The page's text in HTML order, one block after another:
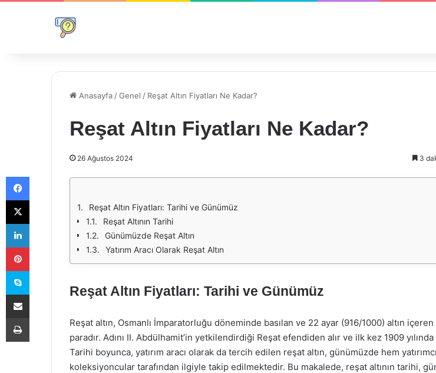
Anasayfa /Genel / Reşat Altın Fiyatları Ne Kadar?
Reşat Altın Fiyatları Ne Kadar?
26 Ağustos 2024 3
Reşat Altın Fiyatları: Tarihi ve Günümüz
Reşat Altının Tarihi
Günümüzde Reşat Altın
Yatırım Aracı Olarak Reşat Altın
Reşat Altın Fiyatları: Tarihi ve Günümüz
Reşat altın, Osmanlı İmparatorluğu döneminde basılan ve 22 ayar (916/1000) altın
paradır. Adını II. Abdülhamit’in yetkilendirdiği Reşat efendiden alır ve ilk kez 1909 yılında
Tarihi boyunca, yatırım aracı olarak da tercih edilen reşat altın, günümüzde hem
koleksiyoncular tarafından ilgiyle takip edilmektedir. Bu makalede, reşat altının tarihi,
Facebook
X
LinkedIn
Pinterest
Skype
E-Posta ile paylaş